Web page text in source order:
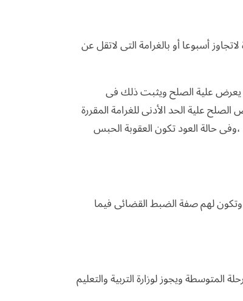
أسبوعا أو بالغرامة التى لاتقل عن
يعرض علية الصلح ويثبت ذلك فى
علية الحد الأدنى للغرامة المقررة
،وفى حالة العود تكون العقوبة الحبس
وتكون لهم صفة الضبط القضائى فيما
المتوسطة ويجوز لوزارة التربية والتعليم